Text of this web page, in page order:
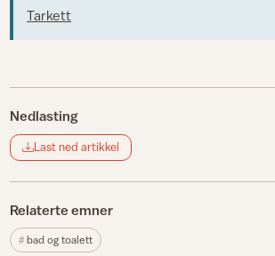
Tarkett
Nedlasting
Last ned artikkel
Relaterte emner
bad og toalett